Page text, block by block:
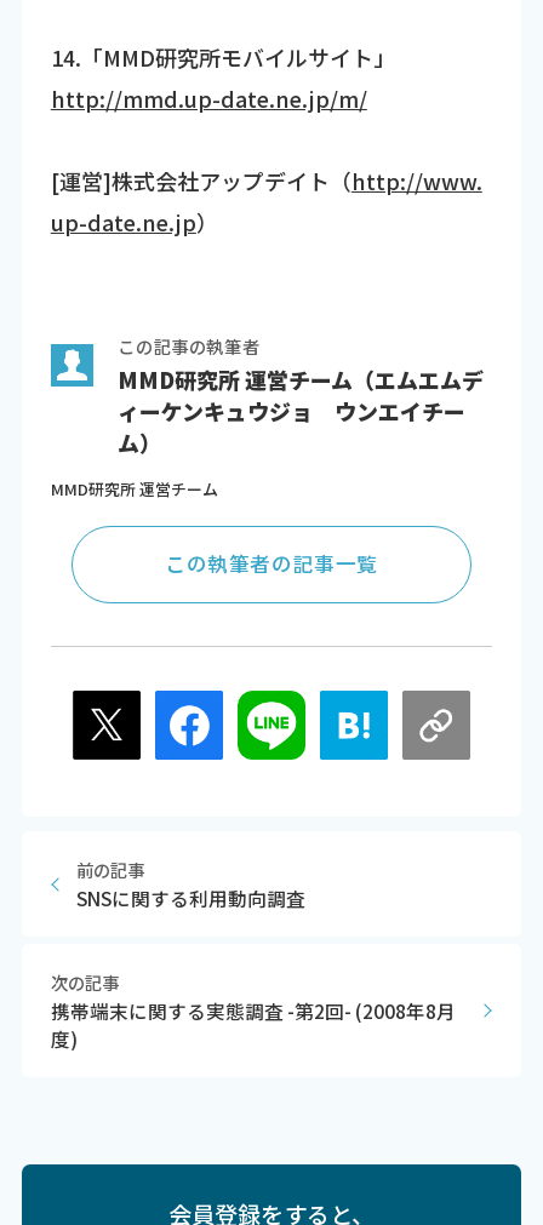
14.「MMD研究所モバイルサイト」
http://mmd.up-date.ne.jp/m/
[運営]株式会社アップデイト（http://www.
up-date.ne.jp）
この記事の執筆者
MMD研究所 運営チーム（エムエムデ
ィーケンキュウジョ ウンエイチー
ム）
MMD研究所 運営チーム
この執筆者の記事一覧
前の記事
SNSに関する利用動向調査
次の記事
携帯端末に関する実態調査 -第2回- (2008年8月
度)
会員登録をすると、